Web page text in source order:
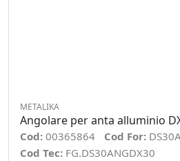
METALIKA
Angolare per anta alluminio
Cod: 00365864 Cod For:
Cod Tec: FG.DS30ANGDX30